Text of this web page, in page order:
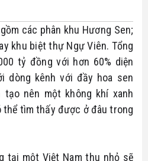
các phân khu Hương Sen;
khu biệt thự Ngự Viên. Tổng
tỷ đồng với hơn 60% diện
dòng kênh với đầy hoa sen
nên một không khí xanh
thể tìm thấy được ở đâu trong
tại một Việt Nam thu nhỏ sẽ